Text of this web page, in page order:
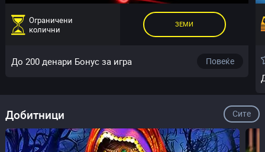
До 200 денари Бонус за игра Повеќе
Ограничени
колични
ЗЕМИ
Добитници Сите